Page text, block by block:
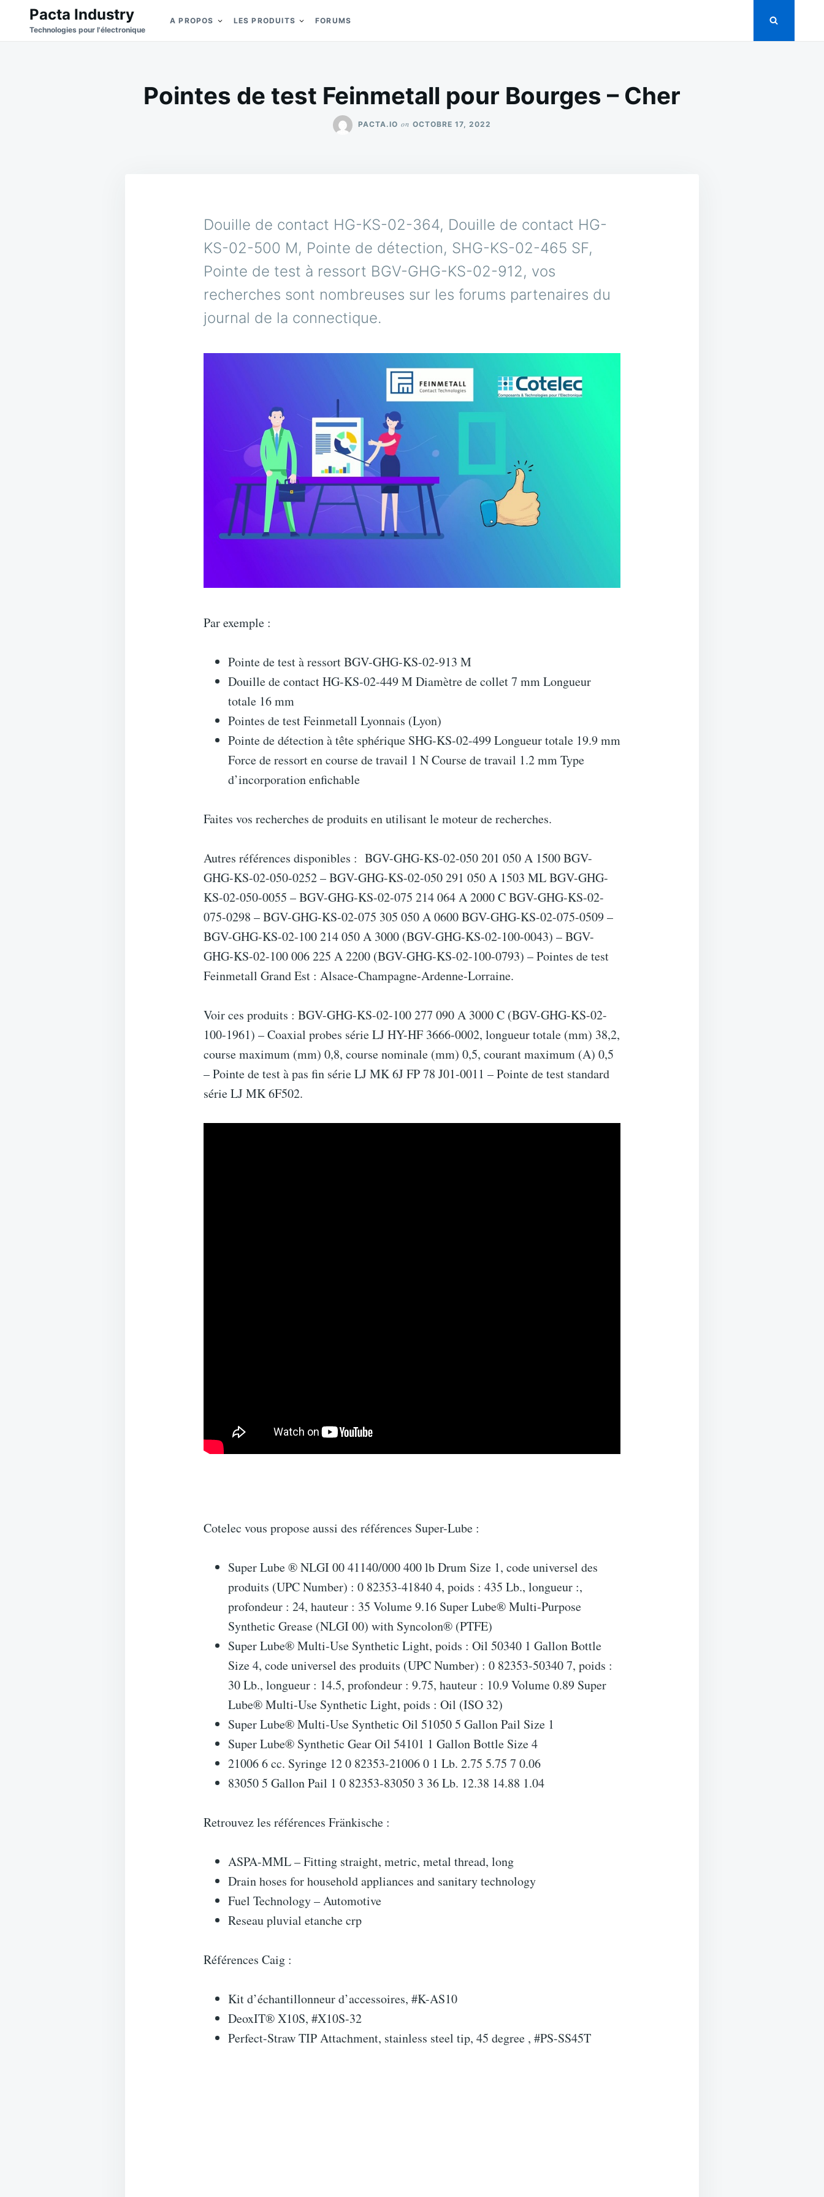
Search
for:
Pacta Industry
Technologies pour l'électronique
A PROPOS LES PRODUITS FORUMS
Pointes de test Feinmetall pour Bourges – Cher
PACTA.IO on OCTOBRE 17, 2022
Douille de contact HG-KS-02-364, Douille de contact HG-
KS-02-500 M, Pointe de détection, SHG-KS-02-465 SF,
Pointe de test à ressort BGV-GHG-KS-02-912, vos
recherches sont nombreuses sur les forums partenaires du
journal de la connectique.
Par exemple :
Pointe de test à ressort BGV-GHG-KS-02-913 M
Douille de contact HG-KS-02-449 M Diamètre de collet 7 mm Longueur
totale 16 mm
Pointes de test Feinmetall Lyonnais (Lyon)
Pointe de détection à tête sphérique SHG-KS-02-499 Longueur totale 19.9 mm
Force de ressort en course de travail 1 N Course de travail 1.2 mm Type
d’incorporation enfichable
Faites vos recherches de produits en utilisant le moteur de recherches.
Autres références disponibles : BGV-GHG-KS-02-050 201 050 A 1500 BGV-
GHG-KS-02-050-0252 – BGV-GHG-KS-02-050 291 050 A 1503 ML BGV-GHG-
KS-02-050-0055 – BGV-GHG-KS-02-075 214 064 A 2000 C BGV-GHG-KS-02-
075-0298 – BGV-GHG-KS-02-075 305 050 A 0600 BGV-GHG-KS-02-075-0509 –
BGV-GHG-KS-02-100 214 050 A 3000 (BGV-GHG-KS-02-100-0043) – BGV-
GHG-KS-02-100 006 225 A 2200 (BGV-GHG-KS-02-100-0793) – Pointes de test
Feinmetall Grand Est : Alsace-Champagne-Ardenne-Lorraine.
Voir ces produits : BGV-GHG-KS-02-100 277 090 A 3000 C (BGV-GHG-KS-02-
100-1961) – Coaxial probes série LJ HY-HF 3666-0002, longueur totale (mm) 38,2,
course maximum (mm) 0,8, course nominale (mm) 0,5, courant maximum (A) 0,5
– Pointe de test à pas fin série LJ MK 6J FP 78 J01-0011 – Pointe de test standard
série LJ MK 6F502.
Cotelec vous propose aussi des références Super-Lube :
Super Lube ® NLGI 00 41140/000 400 lb Drum Size 1, code universel des
produits (UPC Number) : 0 82353-41840 4, poids : 435 Lb., longueur :,
profondeur : 24, hauteur : 35 Volume 9.16 Super Lube® Multi-Purpose
Synthetic Grease (NLGI 00) with Syncolon® (PTFE)
Super Lube® Multi-Use Synthetic Light, poids : Oil 50340 1 Gallon Bottle
Size 4, code universel des produits (UPC Number) : 0 82353-50340 7, poids :
30 Lb., longueur : 14.5, profondeur : 9.75, hauteur : 10.9 Volume 0.89 Super
Lube® Multi-Use Synthetic Light, poids : Oil (ISO 32)
Super Lube® Multi-Use Synthetic Oil 51050 5 Gallon Pail Size 1
Super Lube® Synthetic Gear Oil 54101 1 Gallon Bottle Size 4
21006 6 cc. Syringe 12 0 82353-21006 0 1 Lb. 2.75 5.75 7 0.06
83050 5 Gallon Pail 1 0 82353-83050 3 36 Lb. 12.38 14.88 1.04
Retrouvez les références Fränkische :
ASPA-MML – Fitting straight, metric, metal thread, long
Drain hoses for household appliances and sanitary technology
Fuel Technology – Automotive
Reseau pluvial etanche crp
Références Caig :
Kit d’échantillonneur d’accessoires, #K-AS10
DeoxIT® X10S, #X10S-32
Perfect-Straw TIP Attachment, stainless steel tip, 45 degree , #PS-SS45T